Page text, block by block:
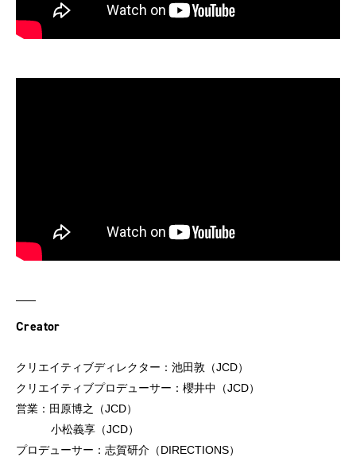
Creator
クリエイティブディレクター：池田敦（JCD）
クリエイティブプロデューサー：櫻井中（JCD）
営業：田原博之（JCD）
小松義享（JCD）
プロデューサー：志賀研介（DIRECTIONS）